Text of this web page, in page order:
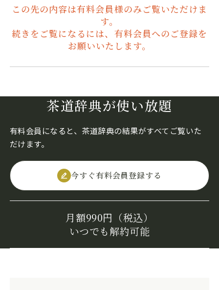
この先の内容は有料会員様のみご覧いただけま
す。
続きをご覧になるには、有料会員へのご登録を
お願いいたします。
茶道辞典が使い放題
有料会員になると、茶道辞典の結果がすべてご覧いた
だけます。
今すぐ有料会員登録する
月額990円（税込）
いつでも解約可能